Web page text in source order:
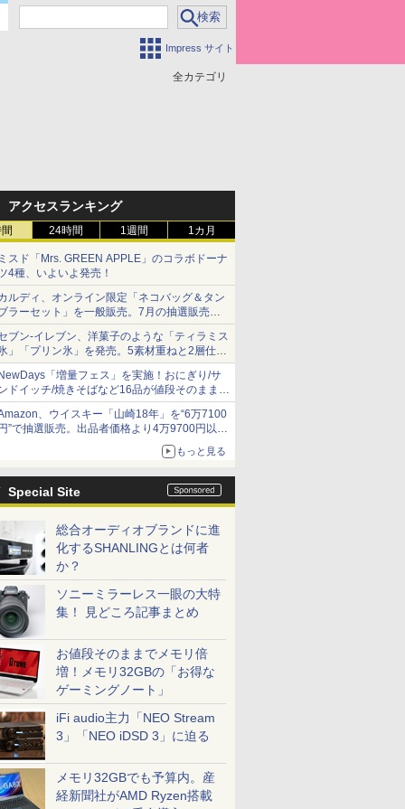
Impress サイト
全カテゴリ
アクセスランキング
24時間 1週間 1カ月
スド「Mrs. GREEN APPLE」のコラボドーナ
4種、いよいよ発売！
ルディ、オンライン限定「ネコバッグ＆タン
ラーセット」を一般販売。7月の抽選販売の
選無効分
ブン-イレブン、洋菓子のような「ティラミス
」「プリン氷」を発売。5素材重ねと2層仕立
の濃厚な味わい
「増量フェス」を実施！おにぎり/サ
ドイッチ/焼きそばなど16品が値段そのままで
リュームアップ
、ウイスキー「山崎18年」を“6万7100
”で抽選販売。出品者価格より4万9700円以上
もっと見る
Special Site
総合オーディオブランドに進
化するSHANLINGとは何者
か？
ソニーミラーレス一眼の大特
集！ 見どころ記事まとめ
お値段そのままでメモリ倍
増！メモリ32GBの「お得な
ゲーミングノート」
iFi audio主力「NEO Stream
3」「NEO iDSD 3」に迫る
メモリ32GBでも予算内。産
経新聞社がAMD Ryzen搭載